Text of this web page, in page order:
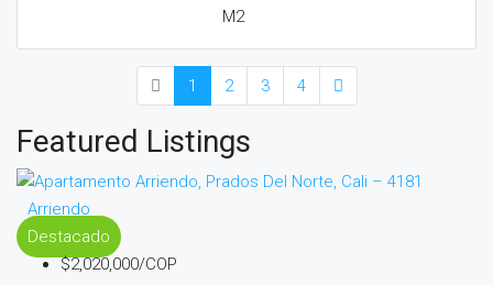
M2
1 2 3 4
Featured Listings
Arriendo
Destacado
$2,020,000/COP